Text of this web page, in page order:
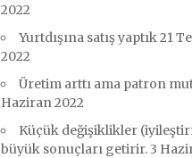
2022
Yurtdışına satış yaptık21
2022
Üretim arttı ama patron
Haziran 2022
Küçük değişiklikler
büyük sonuçları getirir.3